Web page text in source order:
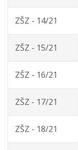
ZŠZ - 14/21
ZŠZ - 15/21
ZŠZ - 16/21
ZŠZ - 17/21
ZŠZ - 18/21